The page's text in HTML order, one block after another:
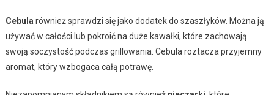
Cebula również sprawdzi się jako dodatek do szaszłyków. Można ją
używać w całości lub pokroić na duże kawałki, które zachowają
swoją soczystość podczas grillowania. Cebula roztacza przyjemny
aromat, który wzbogaca całą potrawę.